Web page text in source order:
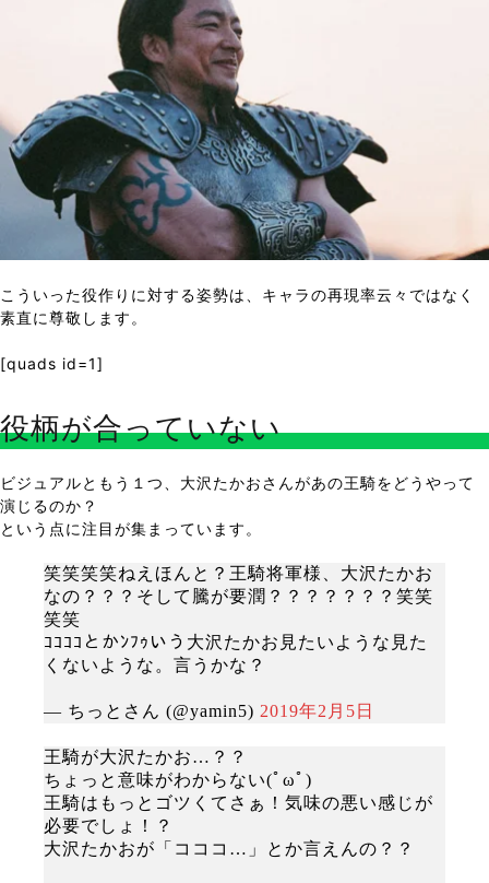
こういった役作りに対する姿勢は、キャラの再現率云々ではなく
素直に尊敬します。
[quads id=1]
役柄が合っていない
ビジュアルともう１つ、大沢たかおさんがあの王騎をどうやって
演じるのか？
という点に注目が集まっています。
笑笑笑笑ねえほんと？王騎将軍様、大沢たかお
なの？？？そして騰が要潤？？？？？？？笑笑
笑笑
ｺｺｺｺとかﾝﾌｩいう大沢たかお見たいような見た
くないような。言うかな？
— ちっとさん (@yamin5) 2019年2月5日
王騎が大沢たかお…？？
ちょっと意味がわからない(ﾟωﾟ)
王騎はもっとゴツくてさぁ！気味の悪い感じが
必要でしょ！？
大沢たかおが「コココ…」とか言えんの？？